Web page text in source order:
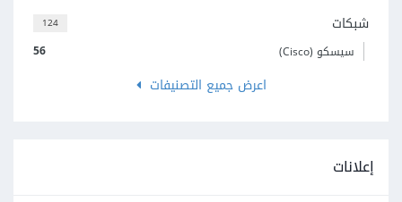
124 شبكات
56 سيسكو (Cisco)
اعرض جميع التصنيفات
إعلانات